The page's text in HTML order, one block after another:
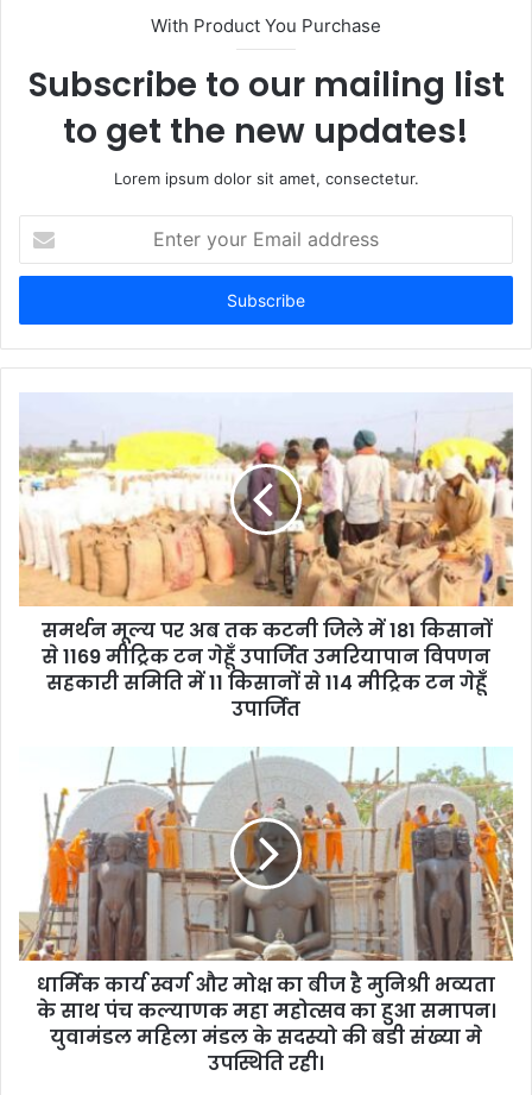
e
With Product You Purchase
Subscribe to our mailing list
to get the new updates!
Lorem ipsum dolor sit amet, consectetur.
t
r
y
E
m
i
l
समर्थन मूल्य पर अब तक कटनी जिले में 181 किसानों
से 1169 मीट्रिक टन गेहूँ उपार्जित उमरियापान विपणन
सहकारी समिति में 11 किसानों से 114 मीट्रिक टन गेहूँ
उपार्जित
धार्मिक कार्य स्वर्ग और मोक्ष का बीज है मुनिश्री भव्यता
के साथ पंच कल्याणक महा महोत्सव का हुआ समापन।
युवामंडल महिला मंडल के सदस्यो की बडी संख्या मे
उपस्थिति रही।